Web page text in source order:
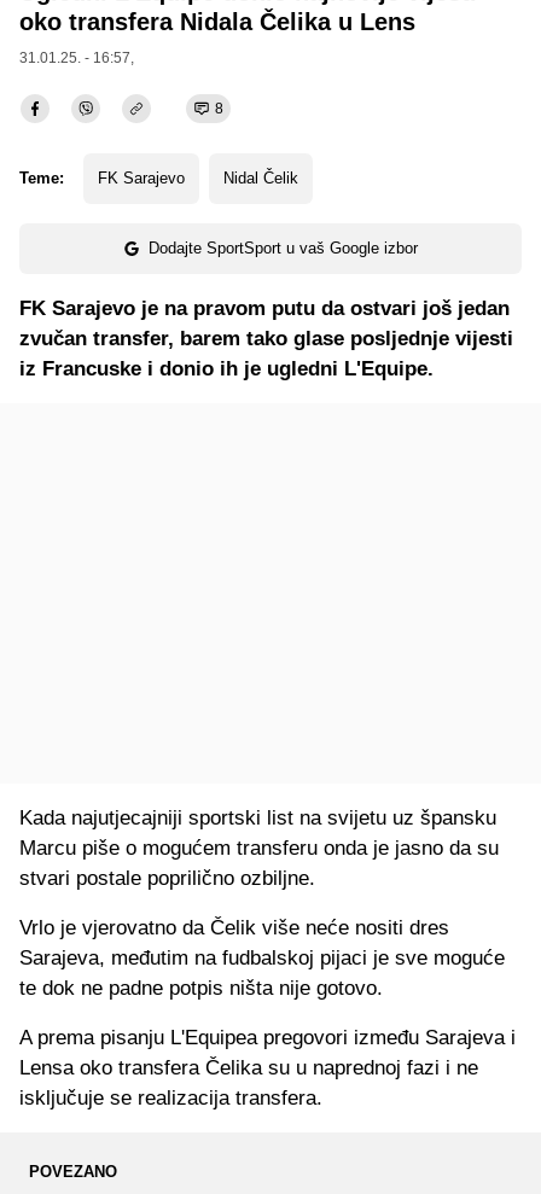
oko transfera Nidala Čelika u Lens
31.01.25. - 16:57,
8
Teme: FK Sarajevo Nidal Čelik
Dodajte SportSport u vaš Google izbor
FK Sarajevo je na pravom putu da ostvari još jedan
zvučan transfer, barem tako glase posljednje vijesti
iz Francuske i donio ih je ugledni L'Equipe.
Kada najutjecajniji sportski list na svijetu uz špansku
Marcu piše o mogućem transferu onda je jasno da su
stvari postale poprilično ozbiljne.
Vrlo je vjerovatno da Čelik više neće nositi dres
Sarajeva, međutim na fudbalskoj pijaci je sve moguće
te dok ne padne potpis ništa nije gotovo.
A prema pisanju L'Equipea pregovori između Sarajeva i
Lensa oko transfera Čelika su u naprednoj fazi i ne
isključuje se realizacija transfera.
POVEZANO